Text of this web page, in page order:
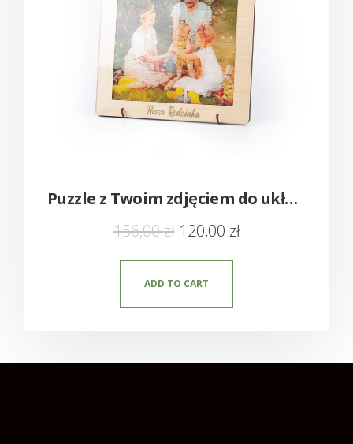
Puzzle z Twoim zdjęciem do układania w ramce – Nowość!
156,00zł 120,00 zł
ADD TO CART